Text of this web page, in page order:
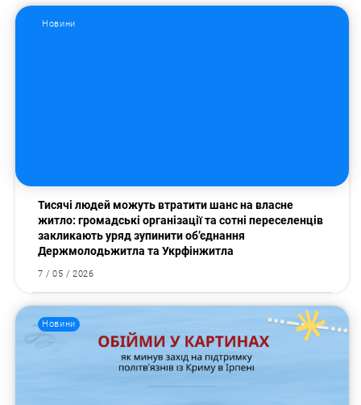
Новини
Тисячі людей можуть втратити шанс на власне
житло: громадські організації та сотні переселенців
закликають уряд зупинити об’єднання
Держмолодьжитла та Укрфінжитла
7 / 05 / 2026
Новини